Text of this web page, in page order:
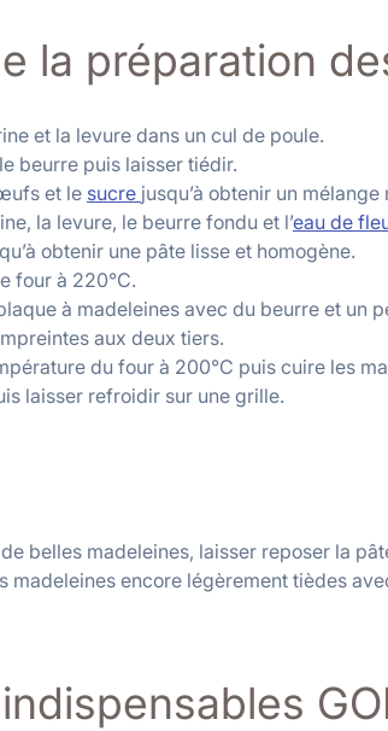
la préparation
et la levure dans un cul de poule.
beurre puis laisser tiédir.
et le sucre jusqu’à obtenir un mélange
la levure, le beurre fondu et l’eau de
obtenir une pâte lisse et homogène.
four à 220°C.
à madeleines avec du beurre et un
aux deux tiers.
du four à 200°C puis cuire les
laisser refroidir sur une grille.
belles madeleines, laisser reposer la
madeleines encore légèrement tièdes